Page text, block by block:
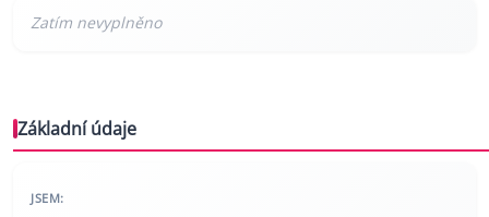
Základní údaje
JSEM: